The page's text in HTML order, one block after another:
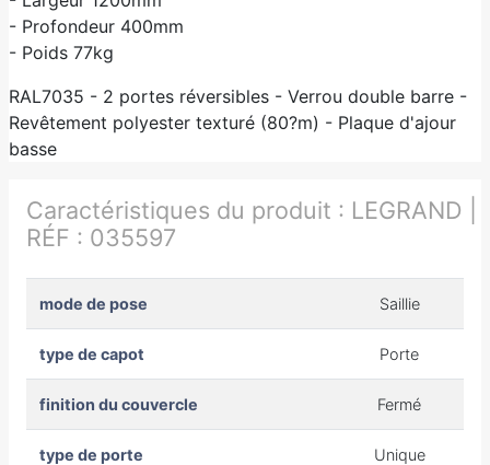
- Profondeur 400mm
- Poids 77kg
RAL7035 - 2 portes réversibles - Verrou double barre -
Revêtement polyester texturé (80?m) - Plaque d'ajour
basse
Caractéristiques du produit : LEGRAND |
RÉF : 035597
mode de pose Saillie
type de capot Porte
finition du couvercle Fermé
type de porte Unique